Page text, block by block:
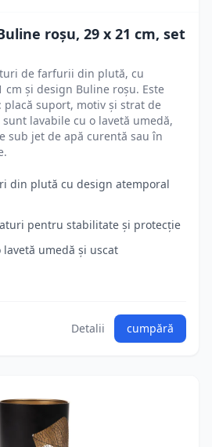
roșu, 29 x 21 cm, set
de farfurii din plută, cu
cm și design Buline roșu. Este
suport, motiv și strat de
lavabile cu o lavetă umedă,
sub jet de apă curentă sau în
din plută cu design atemporal
pentru stabilitate și protecție
lavetă umedă și uscat
Detalii cumpără